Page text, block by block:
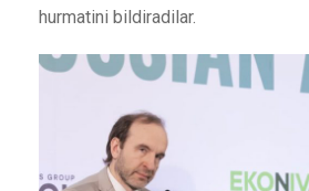
hurmatini bildiradilar.